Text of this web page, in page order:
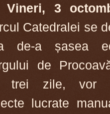
Vineri, 3
Catedralei se
de-a șasea
de
trei zile, vor
lucrate